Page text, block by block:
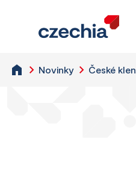
Novinky České